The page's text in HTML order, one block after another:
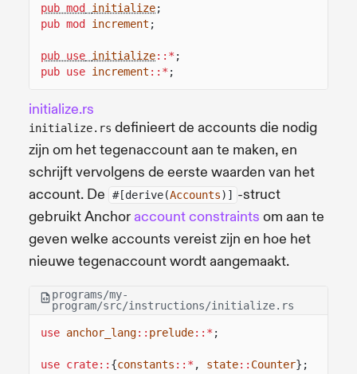
pub mod initialize;
pub mod
increment ;
pub use initialize::* ;
pub use increment ::* ;
initialize.rs
initialize.rs definieert de accounts die nodig
zijn om het tegenaccount aan te maken, en
schrijft vervolgens de eerste waarden van het
account. De
#[derive(Accounts)]
-struct
gebruikt Anchoraccount constraints om aan te
geven welke accounts vereist zijn en hoe het
nieuwe tegenaccount wordt aangemaakt.
programs/my-
program/src/instructions/initialize.rs
use anchor_lang:: prelude::* ;
use crate:: {constants ::* , state:: Counter};